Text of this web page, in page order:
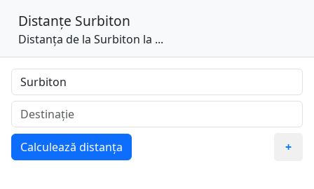
Distanțe Surbiton
Distanța de la Surbiton la ...
Calculează distanța +